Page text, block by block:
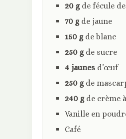
20 gde fécule
70 gde jaune
150 gde blanc
250 gde sucre
4 jaunes d’œuf
250 gde
240 gde crème à
Vanille en
Café